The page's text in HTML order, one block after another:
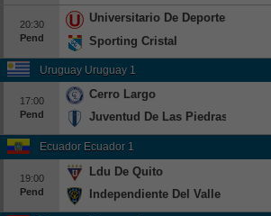
20:30
Pend
Universitario De Deportes
Sporting Cristal
Uruguay Uruguay 1
17:00
Pend
Cerro Largo
Juventud De Las Piedras
Ecuador Ecuador 1
19:00
Pend
Ldu De Quito
Independiente Del Valle